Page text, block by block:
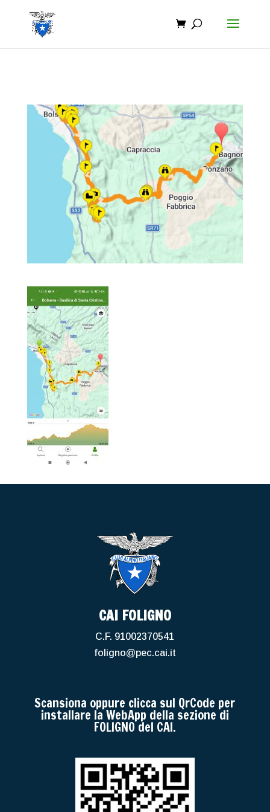
CAI FOLIGNO
C.F. 91002370541
foligno@pec.cai.it
Scansiona oppure clicca sul QrCode per
installare la WebApp della sezione di
FOLIGNO del CAI.